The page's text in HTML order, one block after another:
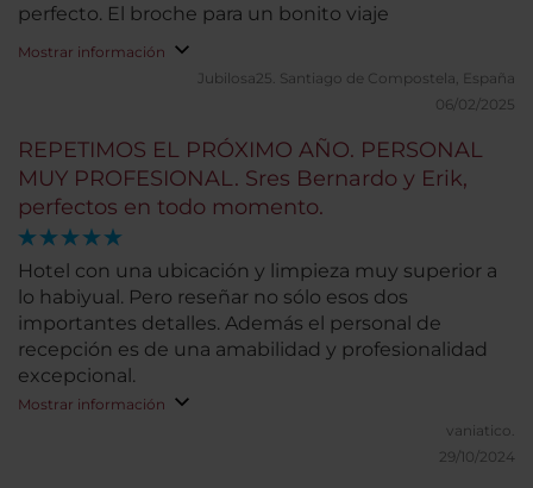
perfecto. El broche para un bonito viaje
Mostrar información
Jubilosa25. Santiago de Compostela, España
06/02/2025
REPETIMOS EL PRÓXIMO AÑO. PERSONAL
MUY PROFESIONAL. Sres Bernardo y Erik,
perfectos en todo momento.
Hotel con una ubicación y limpieza muy superior a
lo habiyual. Pero reseñar no sólo esos dos
importantes detalles. Además el personal de
recepción es de una amabilidad y profesionalidad
excepcional.
Mostrar información
vaniatico.
29/10/2024